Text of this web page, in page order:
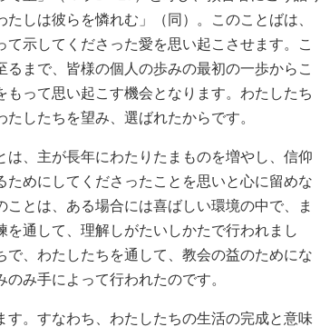
しは彼らを憐れむ」（同）。このことばは、
示してくださった愛を思い起こさせます。こ
まで、皆様の個人の歩みの最初の一歩からこ
って思い起こす機会となります。わたしたち
したちを望み、選ばれたからです。
、主が長年にわたりたまものを増やし、信仰
めにしてくださったことを思いと心に留めな
とは、ある場合には喜ばしい環境の中で、ま
通して、理解しがたいしかたで行われまし
、わたしたちを通して、教会の益のためにな
み手によって行われたのです。
。すなわち、わたしたちの生活の完成と意味